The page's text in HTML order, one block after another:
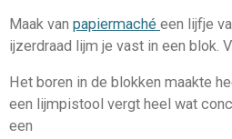
Maak van papiermaché een lijfje
ijzerdraad lijm je vast in een blok.
Het boren in de blokken maakte
een lijmpistool vergt heel wat
een